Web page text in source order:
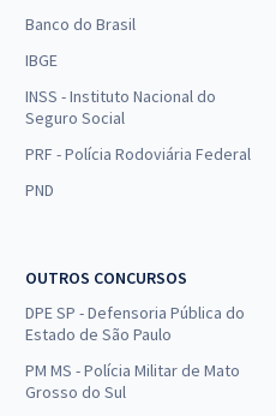
Banco do Brasil
IBGE
INSS - Instituto Nacional do
Seguro Social
PRF - Polícia Rodoviária Federal
PND
OUTROS CONCURSOS
DPE SP - Defensoria Pública do
Estado de São Paulo
PM MS - Polícia Militar de Mato
Grosso do Sul